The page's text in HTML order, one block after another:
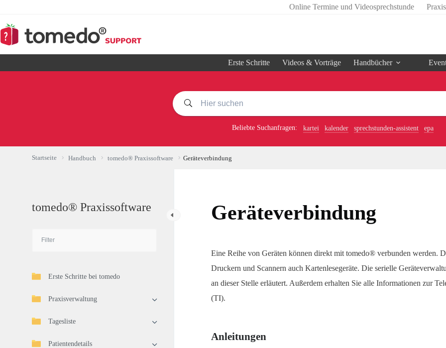
springen
Online Termine und Videosprechstunde
Erste Schritte Videos & Vorträge Handbücher
Beliebte Suchanfragen: kartei kalender sprechstunden-assistent epa
Startseite Handbuch tomedo® Praxissoftware Geräteverbindung
tomedo® Praxissoftware
Erste Schritte bei tomedo
Praxisverwaltung
Tagesliste
Patientendetails
Geräteverbindung
Eine Reihe von Geräten können direkt mit tomedo® verbunden werden.
Druckern und Scannern auch Kartenlesegeräte. Die serielle
an dieser Stelle erläutert. Außerdem erhalten Sie alle Informationen zur
(TI).
Anleitungen